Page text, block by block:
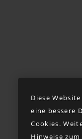
Diese
eine bessere
Cookies.
Hinweise